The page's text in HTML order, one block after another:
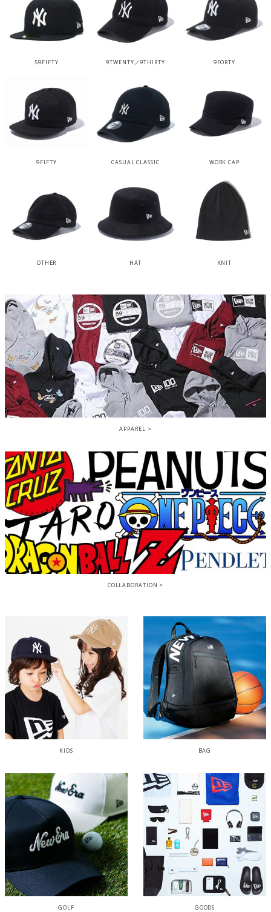
59FIFTY 9TWENTY／9THIRTY 9FORTY
9FIFTY CASUAL CLASSIC WORK CAP
OTHER HAT KNIT
APPAREL
COLLABORATION
KIDS BAG
GOLF GOODS